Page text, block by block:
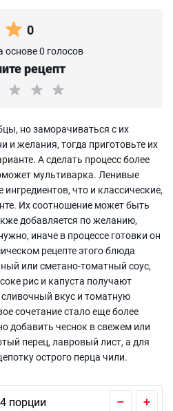
0
основе 0 голосов
рецепт
но заморачиваться с их
и желания, тогда приготовьте их
А сделать процесс более
мультиварка. Ленивые
ингредиентов, что и классические,
Их соотношение может быть
добавляется по желанию,
иначе в процессе готовки он
рецепте этого блюда
или сметано-томатный соус,
рис и капуста получают
вкус и томатную
сочетание стало еще более
чеснок в свежем или
перец, лавровый лист, а для
острого перца чили.
– +